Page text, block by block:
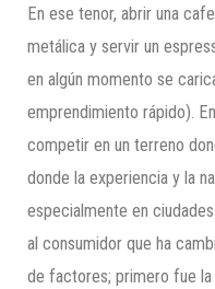
En ese tenor, abrir una
metálica y servir un
en algún momento se
emprendimiento rápido).
competir en un terreno
donde la experiencia y la
especialmente en
al consumidor que ha
de factores; primero fue